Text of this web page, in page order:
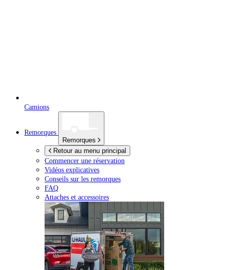
Camions
Remorques
Remorques
Retour au menu principal
Commencer une réservation
Vidéos explicatives
Conseils sur les remorques
FAQ
Attaches et accessoires